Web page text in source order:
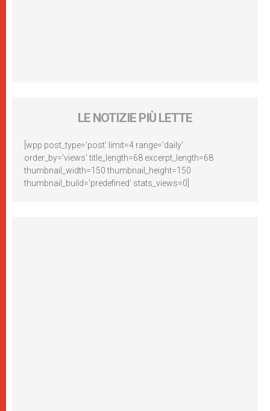
LE NOTIZIE PIÙ LETTE
[wpp post_type='post' limit=4 range='daily'
order_by='views' title_length=68 excerpt_length=68
thumbnail_width=150 thumbnail_height=150
thumbnail_build='predefined' stats_views=0]